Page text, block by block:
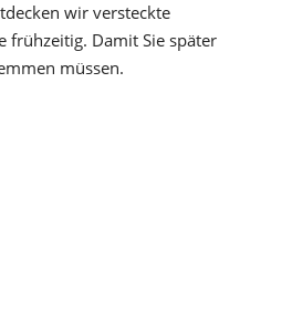
wir versteckte
frühzeitig. Damit Sie später
müssen.